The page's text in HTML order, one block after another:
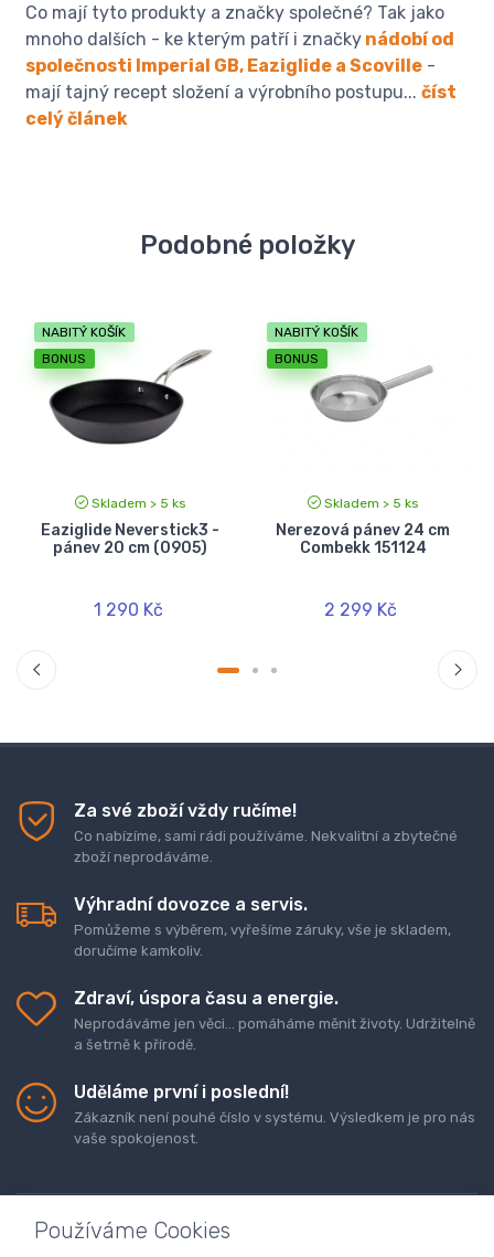
Co mají tyto produkty a značky společné? Tak jako
mnoho dalších - ke kterým patří i značky nádobí od
společnosti Imperial GB, Eaziglide a Scoville -
mají tajný recept složení a výrobního postupu... číst
celý článek
Podobné položky
NABITÝ KOŠÍK
BONUS
Skladem > 5 ks
Eaziglide Neverstick3 -
pánev 20 cm (0905)
1 290 Kč
NABITÝ KOŠÍK
BONUS
Skladem > 5 ks
Nerezová pánev 24 cm
Combekk 151124
2 299 Kč
Za své zboží vždy ručíme!
Co nabízíme, sami rádi používáme. Nekvalitní a zbytečné
zboží neprodáváme.
Výhradní dovozce a servis.
Pomůžeme s výběrem, vyřešíme záruky, vše je skladem,
doručíme kamkoliv.
Zdraví, úspora času a energie.
Neprodáváme jen věci... pomáháme měnit životy. Udržitelně
a šetrně k přírodě.
Uděláme první i poslední!
Zákazník není pouhé číslo v systému. Výsledkem je pro nás
vaše spokojenost.
Používáme Cookies